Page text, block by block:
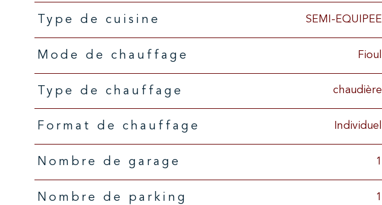
Type de cuisine SEMI-EQUIPEE
Mode de chauffage Fioul
Type de chauffage chaudière
Format de chauffage Individuel
Nombre de garage 1
Nombre de parking 1